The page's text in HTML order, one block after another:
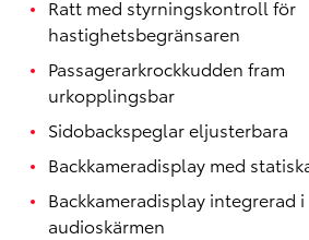
Ratt med styrningskontroll för
hastighetsbegränsaren
Passagerarkrockkudden fram
urkopplingsbar
Sidobackspeglar eljusterbara
Backkameradisplay med
Backkameradisplay integrerad i
audioskärmen